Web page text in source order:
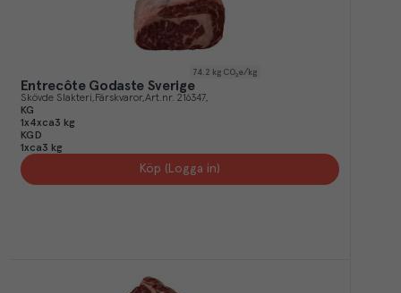
74.2 kg CO₂e/kg
Entrecôte Godaste Sverige
Skövde Slakteri Färskvaror Art.nr. 216347
KG
1x4xca3 kg
KGD
1xca3 kg
Köp (Logga in)